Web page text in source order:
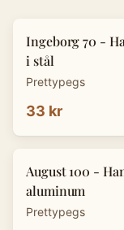
Ingeborg 70 -
i stål
Prettypegs
33 kr
August 100 -
aluminum
Prettypegs